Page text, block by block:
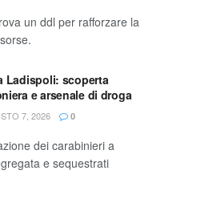
un ddl per rafforzare la
Ladispoli: scoperta
e arsenale di droga
7, 2026 0
dei carabinieri a
e sequestrati